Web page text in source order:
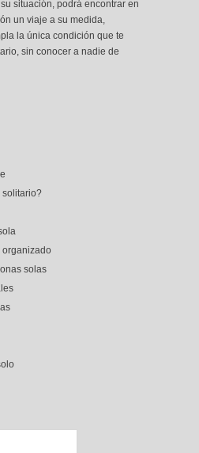
situación, podrá encontrar en
un viaje a su medida,
la única condición que te
sin conocer a nadie de
solitario?
solas